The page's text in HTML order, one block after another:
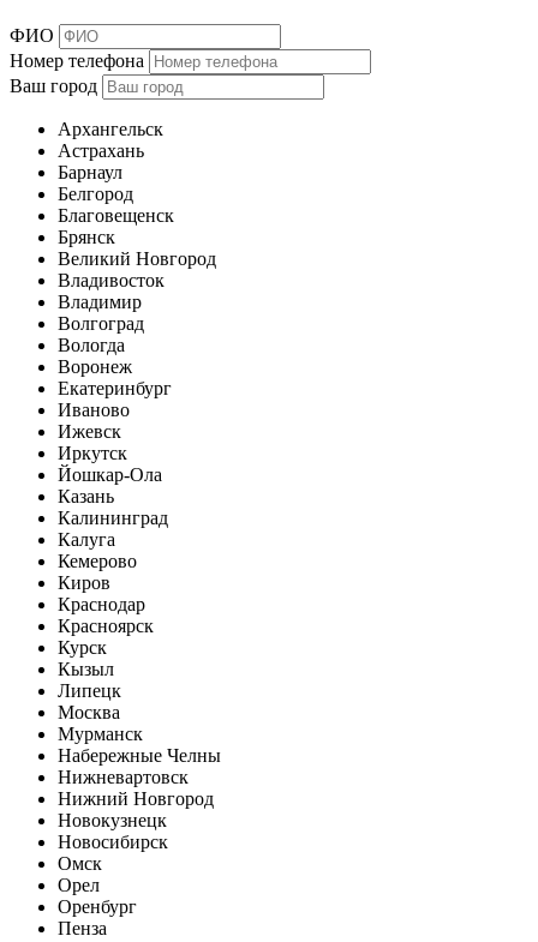
ФИО
Номер телефона
Ваш город
Архангельск
Астрахань
Барнаул
Белгород
Благовещенск
Брянск
Великий Новгород
Владивосток
Владимир
Волгоград
Вологда
Воронеж
Екатеринбург
Иваново
Ижевск
Иркутск
Йошкар-Ола
Казань
Калининград
Калуга
Кемерово
Киров
Краснодар
Красноярск
Курск
Кызыл
Липецк
Москва
Мурманск
Набережные Челны
Нижневартовск
Нижний Новгород
Новокузнецк
Новосибирск
Омск
Орел
Оренбург
Пенза